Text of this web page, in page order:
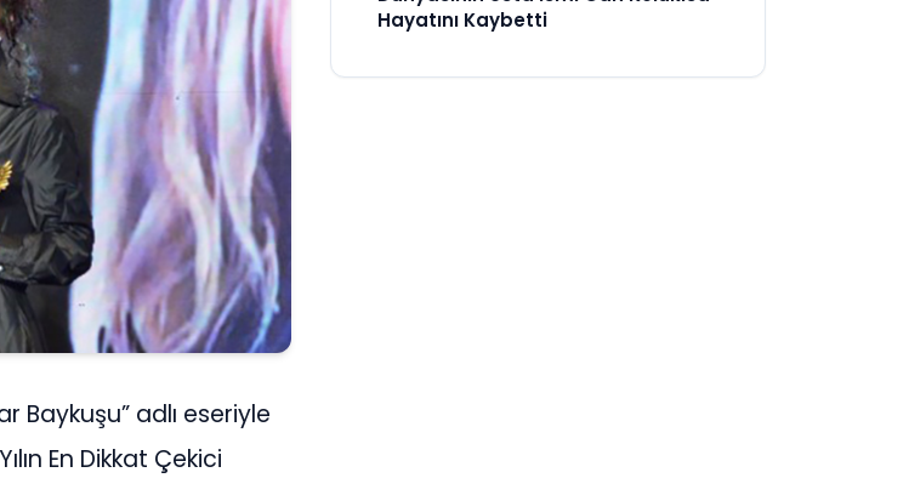
Baykuşu” adlı eseriyle
En Dikkat Çekici
Hayatını Kaybetti